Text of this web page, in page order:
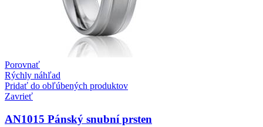
Porovnať
Rýchly náhľad
Pridať do obľúbených produktov
Zavrieť
AN1015 Pánský snubní prsten